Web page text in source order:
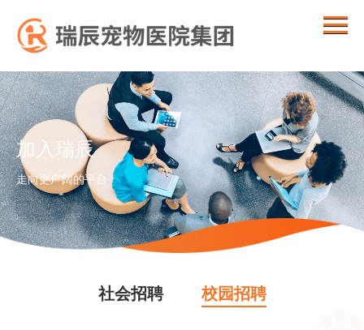
加入瑞辰
走向更广阔的平台
社会招聘 校园招聘